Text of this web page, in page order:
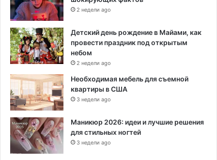
2 недели ago
Детский день рождение в Майами, как
провести праздник под открытым
небом
2 недели ago
Необходимая мебель для съемной
квартиры в США
3 недели ago
Маникюр 2026: идеи и лучшие решения
для стильных ногтей
3 недели ago